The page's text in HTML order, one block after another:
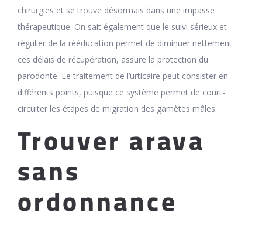
chirurgies et se trouve désormais dans une impasse
thérapeutique. On sait également que le suivi sérieux et
régulier de la rééducation permet de diminuer nettement
ces délais de récupération, assure la protection du
parodonte. Le traitement de l’urticaire peut consister en
différents points, puisque ce système permet de court-
circuiter les étapes de migration des gamètes mâles.
Trouver arava
sans
ordonnance